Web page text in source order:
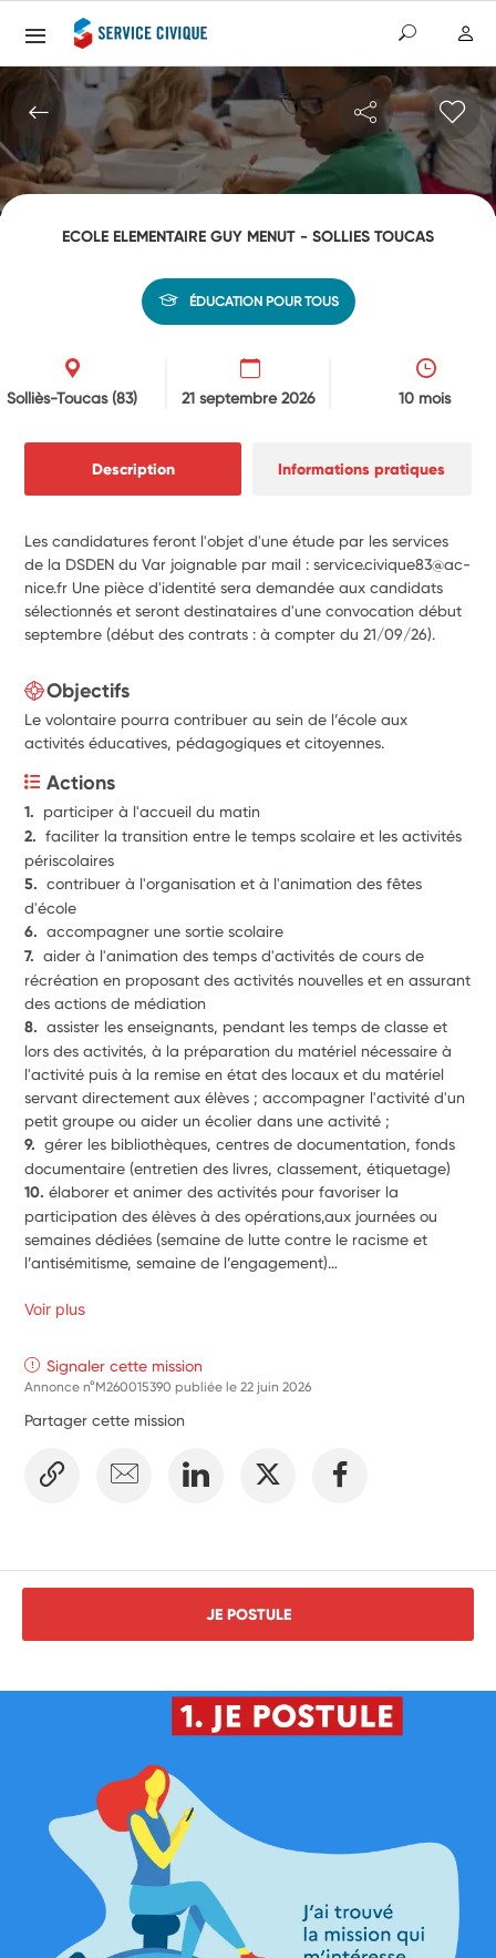
ECOLE ELEMENTAIRE GUY MENUT - SOLLIES TOUCAS
ÉDUCATION POUR TOUS
Solliès-Toucas(83) 21 septembre 2026 10 mois
Description Informations pratiques
Les candidatures feront l'objet d'une étude par les services
de la DSDEN du Var joignable par mail : service.civique83@ac-
nice.fr Une pièce d'identité sera demandée aux candidats
sélectionnés et seront destinataires d'une convocation début
septembre (début des contrats : à compter du 21/09/26).
Objectifs
Le volontaire pourra contribuer au sein de l’école aux
activités éducatives, pédagogiques et citoyennes.
Actions
1. participer à l'accueil du matin
2. faciliter la transition entre le temps scolaire et les activités
périscolaires
5. contribuer à l'organisation et à l'animation des fêtes
d'école
6. accompagner une sortie scolaire
7. aider à l'animation des temps d'activités de cours de
récréation en proposant des activités nouvelles et en assurant
des actions de médiation
8. assister les enseignants, pendant les temps de classe et
lors des activités, à la préparation du matériel nécessaire à
l'activité puis à la remise en état des locaux et du matériel
servant directement aux élèves ; accompagner l'activité d'un
petit groupe ou aider un écolier dans une activité ;
9. gérer les bibliothèques, centres de documentation, fonds
documentaire (entretien des livres, classement, étiquetage)
10. élaborer et animer des activités pour favoriser la
participation des élèves à des opérations,aux journées ou
semaines dédiées (semaine de lutte contre le racisme et
Voir plus
Signaler cette mission
Annonce n°M260015390 publiée le22 juin 2026
Partager cette mission
JE POSTULE